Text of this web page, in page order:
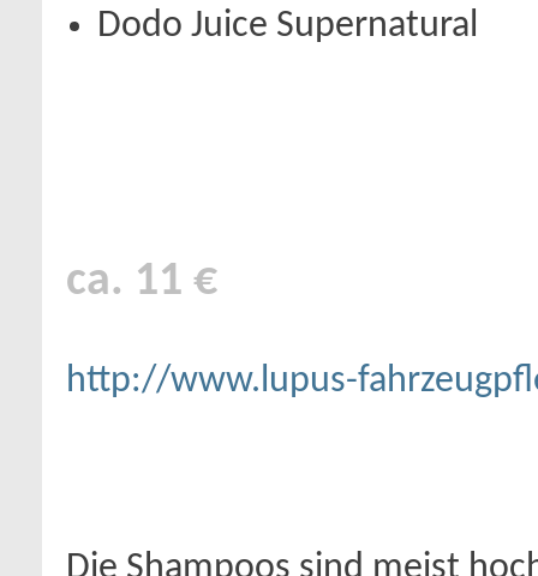
Dodo Juice Supernatural
ca. 11 €
http://www.lupus-